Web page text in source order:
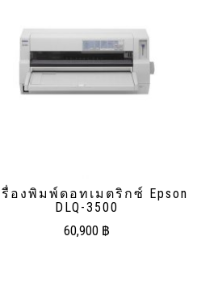
รื่องพิมพ์ดอทเมตริกซ์ Epson
DLQ-3500
60,900 ฿